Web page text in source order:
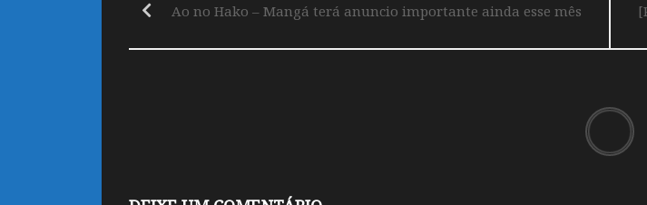
Ao no Hako – Mangá terá anuncio importante ainda esse mês